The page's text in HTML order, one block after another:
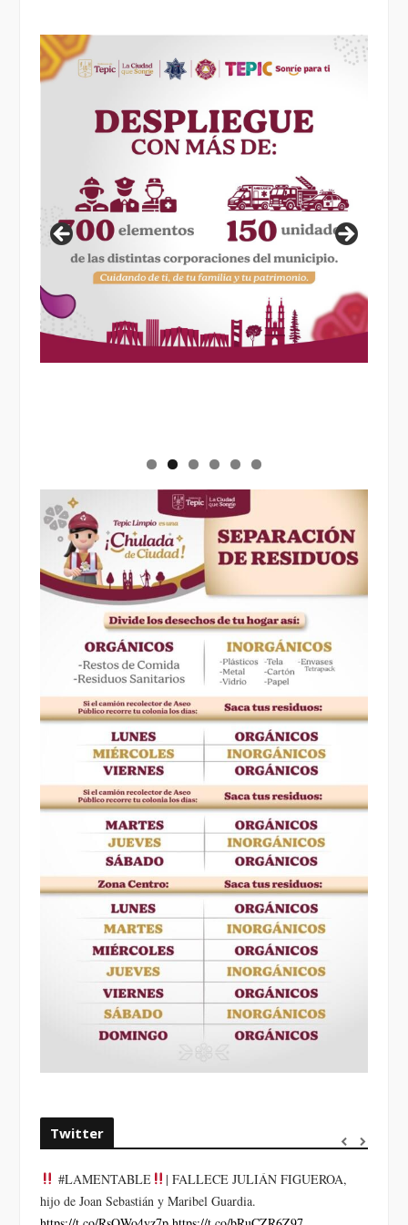
Twitter
#LAMENTABLE
| FALLECE JULIÁN FIGUEROA,
hijo de Joan Sebastián y Maribel Guardia.